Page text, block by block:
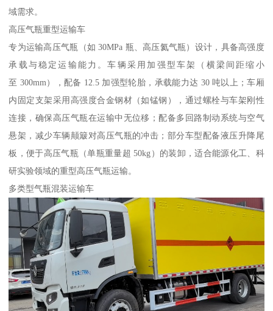
域需求。​
高压气瓶重型运输车​
专为运输高压气瓶（如 30MPa 瓶、高压氦气瓶）设计，具备高强度
承载与稳定运输能力。车辆采用加强型车架（横梁间距缩小
至 300mm），配备 12.5 加强型轮胎，承载能力达 30 吨以上；车厢
内固定支架采用高强度合金钢材（如锰钢），通过螺栓与车架刚性
连接，确保高压气瓶在运输中无位移；配备多回路制动系统与空气
悬架，减少车辆颠簸对高压气瓶的冲击；部分车型配备液压升降尾
板，便于高压气瓶（单瓶重量超 50kg）的装卸，适合能源化工、科
研实验领域的重型高压气瓶运输。​
多类型气瓶混装运输车​